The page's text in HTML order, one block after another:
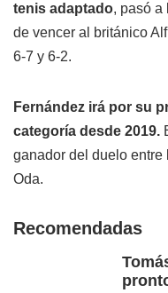
tenis adaptado, pasó a
de vencer al británico
6-7 y 6-2.
Fernández irá por su
categoría desde 2019.
ganador del duelo entre
Oda.
Recomendadas